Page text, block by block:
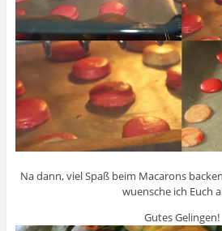
Na dann, viel Spaß beim Macarons
wuensche ich Euch
Gutes Gelingen!